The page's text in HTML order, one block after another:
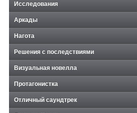
Исследования
Аркады
Нагота
Решения с последствиями
Визуальная новелла
Протагонистка
Отличный саундтрек